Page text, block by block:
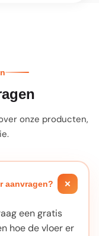
onze producten,
aanvragen?
een gratis
hoe de vloer er